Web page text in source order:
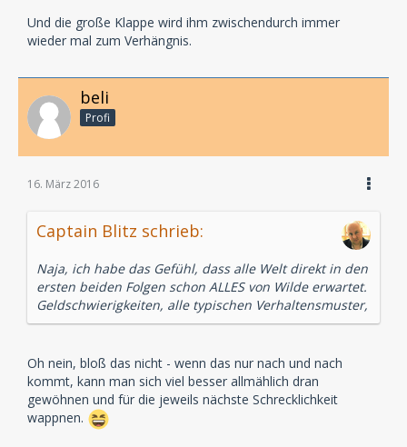
Und die große Klappe wird ihm zwischendurch immer
wieder mal zum Verhängnis.
beli
Profi
16. März 2016
Captain Blitz schrieb:
Naja, ich habe das Gefühl, dass alle Welt direkt in den
ersten beiden Folgen schon ALLES von Wilde erwartet.
Geldschwierigkeiten, alle typischen Verhaltensmuster,
Oh nein, bloß das nicht - wenn das nur nach und nach
kommt, kann man sich viel besser allmählich dran
gewöhnen und für die jeweils nächste Schrecklichkeit
wappnen.